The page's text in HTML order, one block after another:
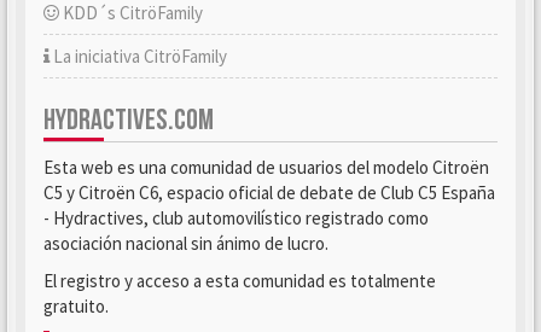
KDD´s CitröFamily
La iniciativa CitröFamily
HYDRACTIVES.COM
Esta web es una comunidad de usuarios del modelo Citroën
C5 y Citroën C6, espacio oficial de debate de Club C5 España
- Hydractives, club automovilístico registrado como
asociación nacional sin ánimo de lucro.
El registro y acceso a esta comunidad es totalmente
gratuito.